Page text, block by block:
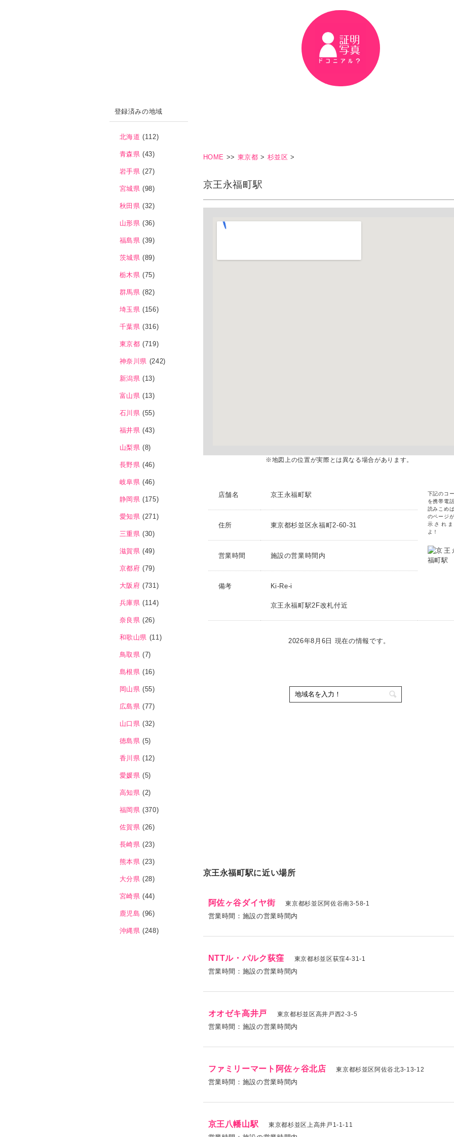
HOME >> 東京都 > 杉並区 >
京王永福町駅
※地図上の位置が実際とは異なる場合があります。
店舗名 京王永福町駅
下記のコ
を携帯電
読みこめ
のページ
示され
よ！
住所 東京都杉並区永福町2-60-31
営業時間 施設の営業時間内
備考 Ki-Re-i
京王永福町駅2F改札付近
2026年8月6日 現在の情報です。
京王永福町駅に近い場所
阿佐ヶ谷ダイヤ街 東京都杉並区阿佐谷南3-58-1
営業時間：施設の営業時間内
NTTル・パルク荻窪 東京都杉並区荻窪4-31-1
営業時間：施設の営業時間内
オオゼキ高井戸 東京都杉並区高井戸西2-3-5
営業時間：施設の営業時間内
ファミリーマート阿佐ヶ谷北店 東京都杉並区阿佐谷北3-13-12
営業時間：施設の営業時間内
京王八幡山駅 東京都杉並区上高井戸1-1-11
登録済みの地域
北海道 (112)
青森県 (43)
岩手県 (27)
宮城県 (98)
秋田県 (32)
山形県 (36)
福島県 (39)
茨城県 (89)
栃木県 (75)
群馬県 (82)
埼玉県 (156)
千葉県 (316)
東京都 (719)
神奈川県 (242)
新潟県 (13)
富山県 (13)
石川県 (55)
福井県 (43)
山梨県 (8)
長野県 (46)
岐阜県 (46)
静岡県 (175)
愛知県 (271)
三重県 (30)
滋賀県 (49)
京都府 (79)
大阪府 (731)
兵庫県 (114)
奈良県 (26)
和歌山県 (11)
鳥取県 (7)
島根県 (16)
岡山県 (55)
広島県 (77)
山口県 (32)
徳島県 (5)
香川県 (12)
愛媛県 (5)
高知県 (2)
福岡県 (370)
佐賀県 (26)
長崎県 (23)
熊本県 (23)
大分県 (28)
宮崎県 (44)
鹿児島 (96)
沖縄県 (248)